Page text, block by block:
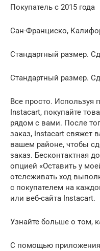
Покупатель с 2015 года
Сан-Франциско,
Стандартный размер.
Стандартный размер.
Все просто. Используя
Instacart, покупайте
рядом с вами. После
заказ, Instacart свяжет
вашем районе, чтобы
заказ. Бесконтактная
опцией «Оставить у
отслеживать ход
с покупателем на
или веб-сайта Instacart.
Узнайте больше о том,
С помощью приложения